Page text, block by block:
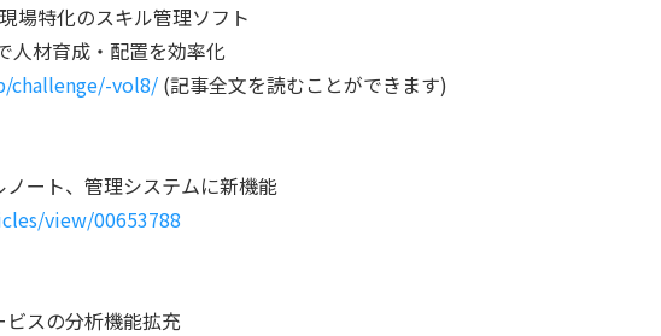
場特化のスキル管理ソフト
材育成・配置を効率化
challenge/-vol8/ (記事全文を読むことができます)
ート、管理システムに新機能
view/00653788
スの分析機能拡充